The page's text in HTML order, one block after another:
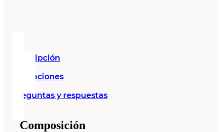
Descripción
Valoraciones
Preguntas y respuestas
Composición